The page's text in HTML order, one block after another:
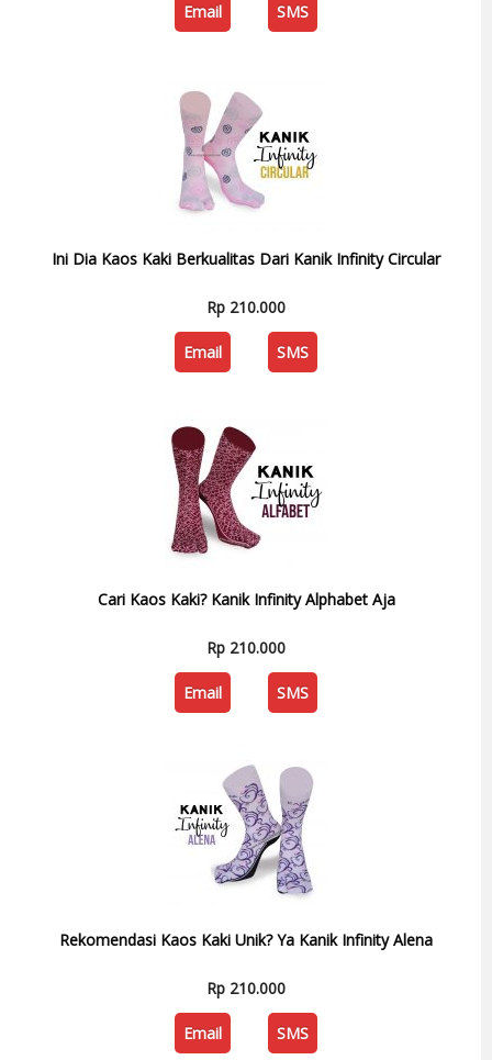
Email SMS
Ini Dia Kaos Kaki Berkualitas Dari Kanik Infinity Circular
Rp 210.000
Email SMS
Cari Kaos Kaki? Kanik Infinity Alphabet Aja
Rp 210.000
Email SMS
Rekomendasi Kaos Kaki Unik? Ya Kanik Infinity Alena
Rp 210.000
Email SMS